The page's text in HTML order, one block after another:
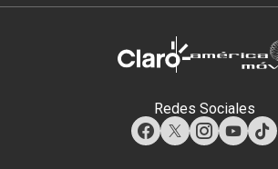
Test de velocidad de internet
Adquirientes iPhone 6, 6S y SE
Redes Sociales